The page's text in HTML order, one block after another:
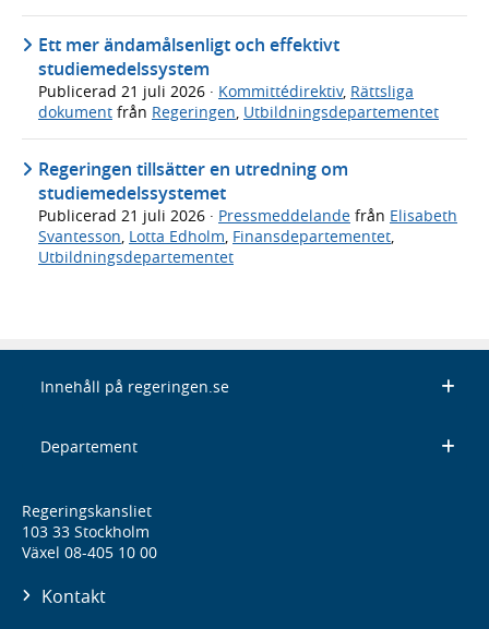
Ett mer ändamålsenligt och effektivt
studiemedelssystem
Publicerad 21 juli 2026 · Kommittédirektiv, Rättsliga
dokument från Regeringen, Utbildningsdepartementet
Regeringen tillsätter en utredning om
studiemedelssystemet
Publicerad 21 juli 2026 · Pressmeddelande från Elisabeth
Svantesson Lotta Edholm Finansdepartementet
Utbildningsdepartementet
Innehåll på regeringen.se
Departement
Regeringskansliet
103 33 Stockholm
Växel 08-405 10 00
Kontakt